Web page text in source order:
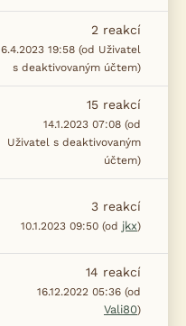
2 reakcí
6.4.2023 19:58 (od Uživatel
s deaktivovaným účtem)
15 reakcí
14.1.2023 07:08 (od
Uživatel s deaktivovaným
účtem)
3 reakcí
10.1.2023 09:50 (od jkx)
14 reakcí
16.12.2022 05:36 (od
Vali80)